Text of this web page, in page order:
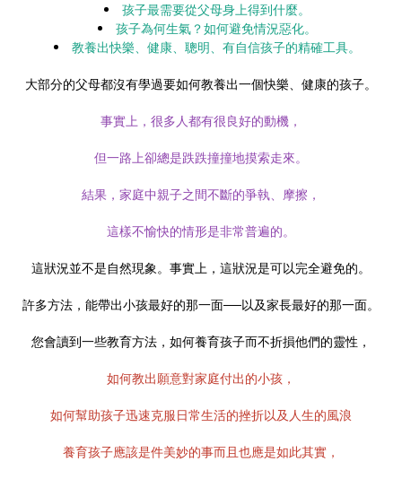
孩子最需要從父母身上得到什麼。
孩子為何生氣？如何避免情況惡化。
教養出快樂、健康、聰明、有自信孩子的精確工具。
大部分的父母都沒有學過要如何教養出一個快樂、健康的孩子。
事實上，很多人都有很良好的動機，
但一路上卻總是跌跌撞撞地摸索走來。
結果，家庭中親子之間不斷的爭執、摩擦，
這樣不愉快的情形是非常普遍的。
這狀況並不是自然現象。事實上，這狀況是可以完全避免的。
許多方法，能帶出小孩最好的那一面──以及家長最好的那一面。
您會讀到一些教育方法，如何養育孩子而不折損他們的靈性，
如何教出願意對家庭付出的小孩，
如何幫助孩子迅速克服日常生活的挫折以及人生的風浪
養育孩子應該是件美妙的事而且也應是如此其實，